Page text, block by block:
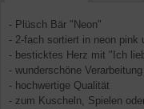
- Plüsch Bär "Neon"
- 2-fach sortiert in neon pink
- besticktes Herz mit "Ich
- wunderschöne Verarbeitung
- hochwertige Qualität
- zum Kuscheln, Spielen